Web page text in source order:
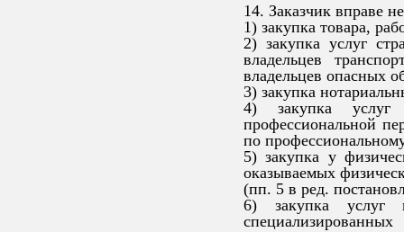
14. Заказчик вправе
1) закупка товара,
2) закупка услуг
владельцев
владельцев опасных
3) закупка
4) закупка услуг
профессиональной
по
5) закупка у
оказываемых
(пп. 5 в ред.
6) закупка услуг